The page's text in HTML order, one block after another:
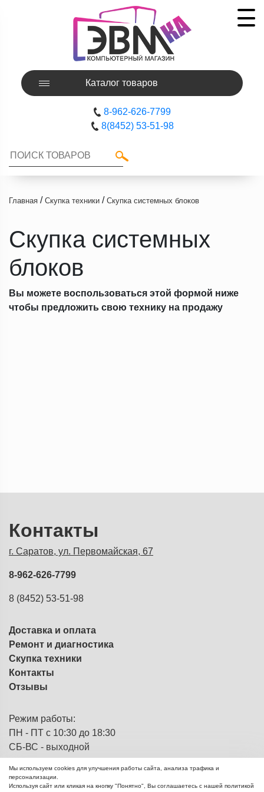
Каталог товаров
8-962-626-7799
8(8452) 53-51-98
Главная / Скупка техники / Скупка системных блоков
Скупка системных
блоков
Вы можете воспользоваться этой формой ниже
чтобы предложить свою технику на продажу
Контакты
г. Саратов, ул. Первомайская, 67
8-962-626-7799
8 (8452) 53-51-98
Доставка и оплата
Ремонт и диагностика
Скупка техники
Контакты
Отзывы
Режим работы:
ПН - ПТ с 10:30 до 18:30
СБ-ВС - выходной
© 2013 - 2026ЭВМка - компьютерный
Мы используем cookies для улучшения работы сайта, анализа трафика и
персонализации.
Используя сайт или кликая на кнопку "Понятно", Вы соглашаетесь с нашей политикой